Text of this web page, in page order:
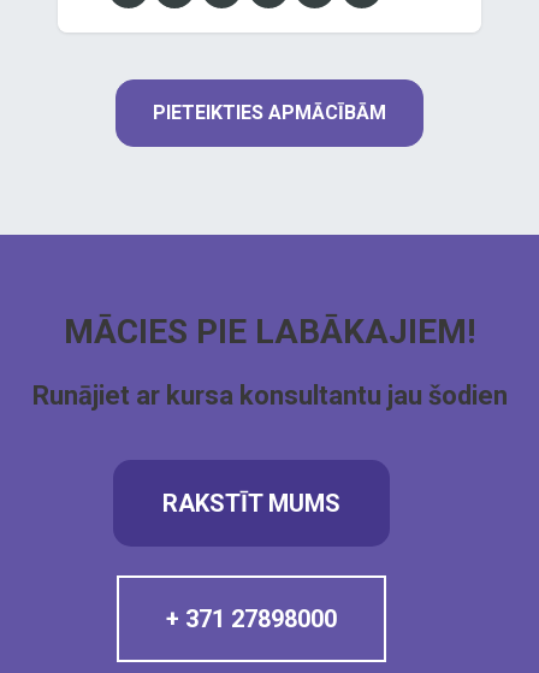
PIETEIKTIES APMĀCĪBĀM
MĀCIES PIE LABĀKAJIEM!
Runājiet ar kursa konsultantu jau šodien
RAKSTĪT MUMS
+ 371 27898000